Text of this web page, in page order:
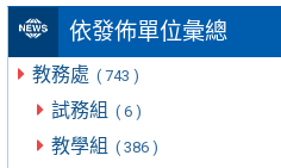
依發佈單位彙總
教務處 ( 743 )
試務組 ( 6 )
教學組 ( 386 )